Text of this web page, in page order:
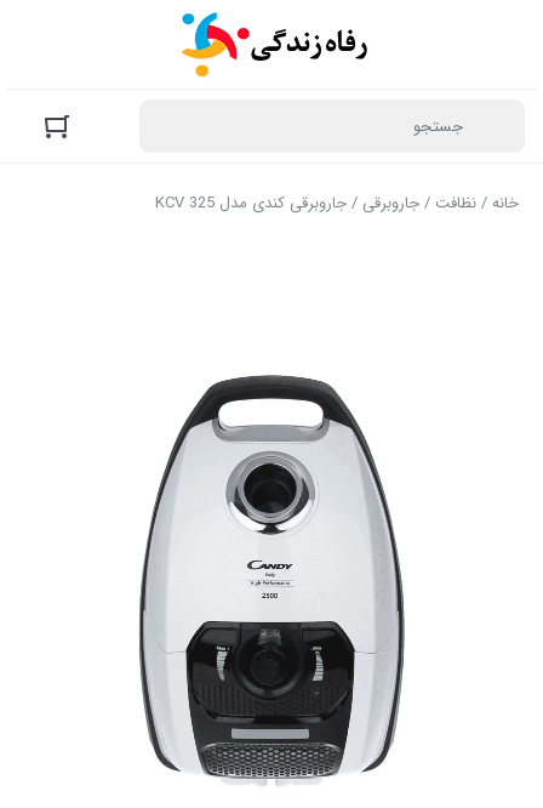
خانه/نظافت /جاروبرقی / جاروبرقی کندی مدل KCV 325